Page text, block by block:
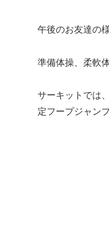
午後のお友達の
準備体操、柔軟
サーキットでは
定フープジャン